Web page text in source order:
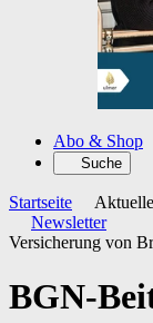
Abo & Shop
Suche
Startseite
Newsletter
Versicherung von
BGN-